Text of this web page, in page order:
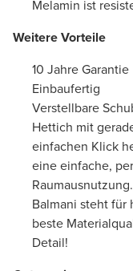
Melamin ist
Weitere Vorteile
10 Jahre Garantie
Einbaufertig
Verstellbare
Hettich mit
einfachen Klick
eine einfache,
Raumausnutzung.
Balmani steht
beste
Detail!